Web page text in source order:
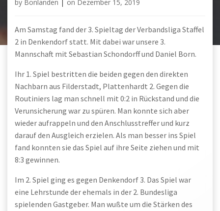
by Bonlanden | on Dezember 15, 2019
Am Samstag fand der 3. Spieltag der Verbandsliga Staffel
2 in Denkendorf statt. Mit dabei war unsere 3.
Mannschaft mit Sebastian Schondorff und Daniel Born.
Ihr 1. Spiel bestritten die beiden gegen den direkten
Nachbarn aus Filderstadt, Plattenhardt 2. Gegen die
Routiniers lag man schnell mit 0:2 in Rückstand und die
Verunsicherung war zu spüren. Man konnte sich aber
wieder aufrappeln und den Anschlusstreffer und kurz
darauf den Ausgleich erzielen. Als man besser ins Spiel
fand konnten sie das Spiel auf ihre Seite ziehen und mit
8:3 gewinnen.
Im 2. Spiel ging es gegen Denkendorf 3. Das Spiel war
eine Lehrstunde der ehemals in der 2. Bundesliga
spielenden Gastgeber. Man wußte um die Stärken des